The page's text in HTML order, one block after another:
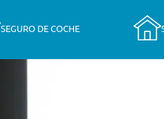
SEGURO DE COCHE